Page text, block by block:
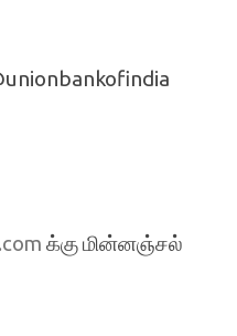
க்கு மின்னஞ்சல்